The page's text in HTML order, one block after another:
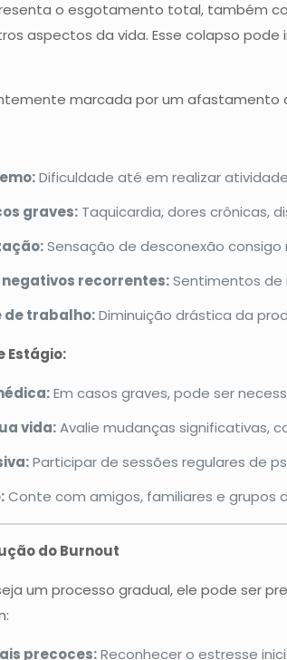
o esgotamento total, também
aspectos da vida. Esse colapso
marcada por um afastamento
Dificuldade até em realizar
graves: Taquicardia, dores crônicas,
Sensação de desconexão
recorrentes:Sentimentos de
trabalho:Diminuição drástica da
Estágio:
Em casos graves, pode ser
vida:Avalie mudanças significativas,
Participar de sessões regulares de
Conte com amigos, familiares e grupos
do Burnout
um processo gradual, ele pode ser
precoces:Reconhecer o estresse